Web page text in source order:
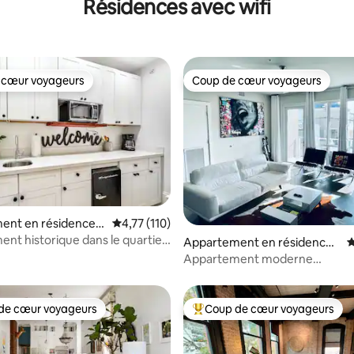
Résidences avec wifi
la base de 111 commentaires : 4,9 sur 5
cœur voyageurs
voyageurs
en résidence ⋅
Orléans
Évaluation moyenne sur la base de 110
4,77 (110)
historique dans le quartier
Coup de cœur voyageurs
Coup de cœur voyageurs
Appartement en résidence ⋅
La Nouvelle-Orléans
Appartement moderne
cœur voyageurs les plus appréciés
cœur voyageurs Coups de cœur voyageurs les
Coup de cœur voyageurs